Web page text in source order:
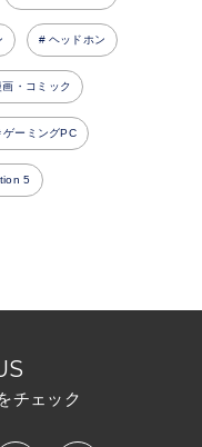
ヘッドホン
画・コミック
ゲーミングPC
5
チェック